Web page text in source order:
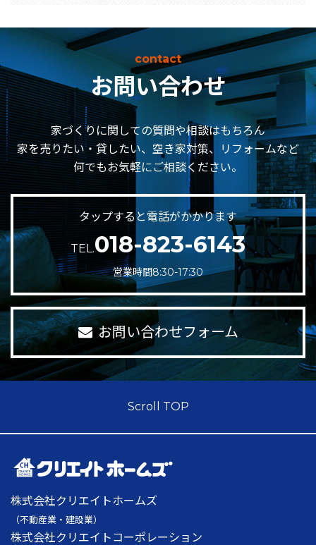
contact
お問い合わせ
家づくりに関しての質問や相談はもちろん
家を売りたい・貸したい、空き家対策、リフォームなど
何でもお気軽にご相談ください。
タップすると電話がかかります
TEL.018-823-6143
営業時間8:30-17:30
お問い合わせフォーム
Scroll TOP
株式会社クリエイトホームズ
（不動産業・建設業）
株式会社クリエイトコーポレーション